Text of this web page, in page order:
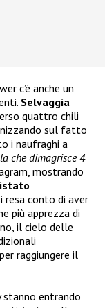
c’è anche un
Selvaggia
quattro chili
sul fatto
i naufraghi a
che dimagrisce 4
mostrando
resa conto di aver
più apprezza di
il cielo delle
raggiungere il
entrando